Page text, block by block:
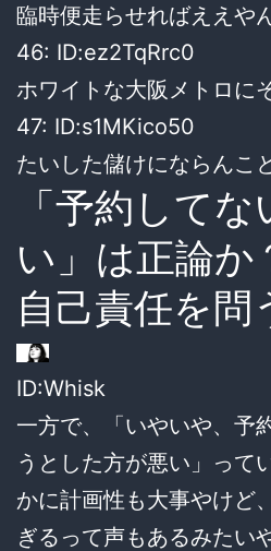
臨時便走らせればええや
46: ID:ez2TqRrc0
ホワイトな大阪メトロに
47: ID:s1MKico50
たいした儲けにならんこ
「予約して
い」は正論か
自己責任を問
ID:Whisk
一方で、「いやいや、予
うとした方が悪い」って
かに計画性も大事やけど
ぎるって声もあるみたい